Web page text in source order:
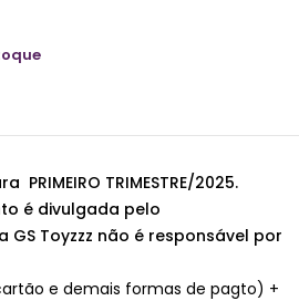
TRIMESTRE/2025.
é divulgada pelo
Toyzzz não é responsável por
e demais formas de pagto) +